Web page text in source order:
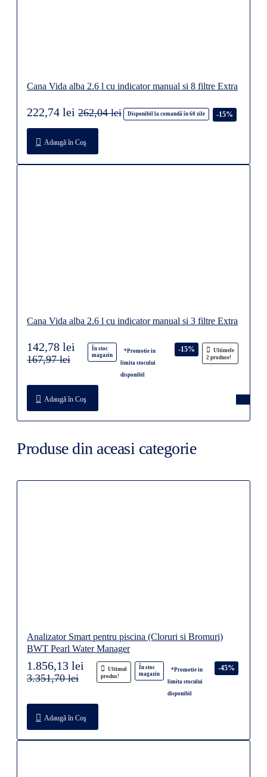
Cana Vida alba 2.6 l cu indicator manual si 8 filtre Extra
Disponibil la comandă în 60 zile -15%
222,74 lei 262,04 lei
Adaugă în Coş
Cana Vida alba 2.6 l cu indicator manual si 3 filtre Extra
Ultimele
2 produse!
În stoc
magazin
*Promotie in
limita stocului
disponibil
-15%
142,78 lei
167,97 lei
Adaugă în Coş
Produse din aceasi categorie
Analizator Smart pentru piscina (Cloruri si Bromuri)
BWT Pearl Water Manager
Ultimul
produs!
În stoc
magazin
*Promotie in
limita stocului
disponibil
-45%
1.856,13 lei
3.351,70 lei
Adaugă în Coş